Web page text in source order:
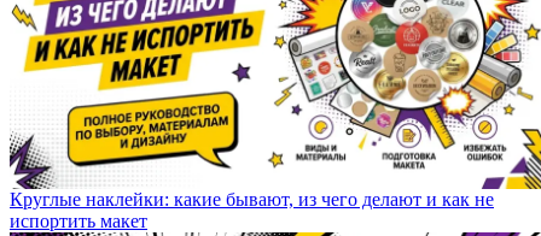
Круглые наклейки: какие бывают, из чего делают и как не
испортить макет